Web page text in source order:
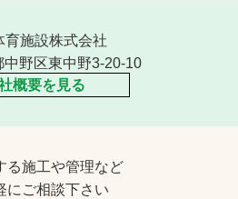
育施設株式会社
中野区東中野3-20-10
概要を見る
る施工や管理など
にご相談下さい